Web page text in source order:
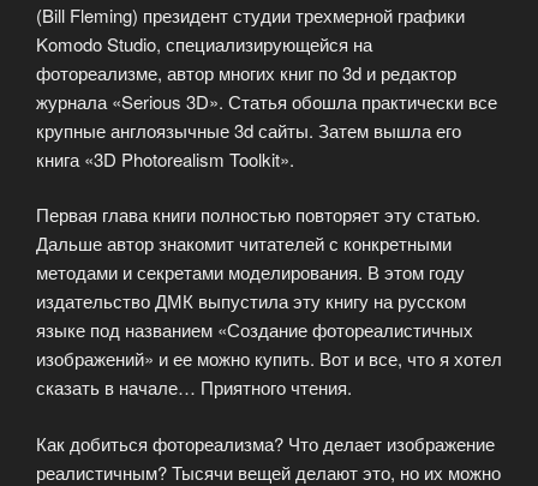
(Bill Fleming) президент студии трехмерной графики
Komodo Studio, специализирующейся на
фотореализме, автор многих книг по 3d и редактор
журнала «Serious 3D». Статья обошла практически все
крупные англоязычные 3d сайты. Затем вышла его
книга «3D Photorealism Toolkit».
Первая глава книги полностью повторяет эту статью.
Дальше автор знакомит читателей с конкретными
методами и секретами моделирования. В этом году
издательство ДМК выпустила эту книгу на русском
языке под названием «Создание фотореалистичных
изображений» и ее можно купить. Вот и все, что я хотел
сказать в начале… Приятного чтения.
Как добиться фотореализма? Что делает изображение
реалистичным? Тысячи вещей делают это, но их можно